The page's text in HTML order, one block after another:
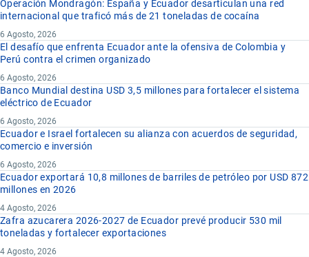
Operación Mondragón: España y Ecuador desarticulan una red
internacional que traficó más de 21 toneladas de cocaína
6 Agosto, 2026
El desafío que enfrenta Ecuador ante la ofensiva de Colombia y
Perú contra el crimen organizado
6 Agosto, 2026
Banco Mundial destina USD 3,5 millones para fortalecer el sistema
eléctrico de Ecuador
6 Agosto, 2026
Ecuador e Israel fortalecen su alianza con acuerdos de seguridad,
comercio e inversión
6 Agosto, 2026
Ecuador exportará 10,8 millones de barriles de petróleo por USD 872
millones en 2026
4 Agosto, 2026
Zafra azucarera 2026-2027 de Ecuador prevé producir 530 mil
toneladas y fortalecer exportaciones
4 Agosto, 2026